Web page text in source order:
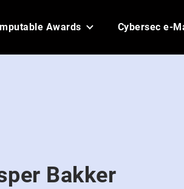
Awards Cybersec e-
Bakker